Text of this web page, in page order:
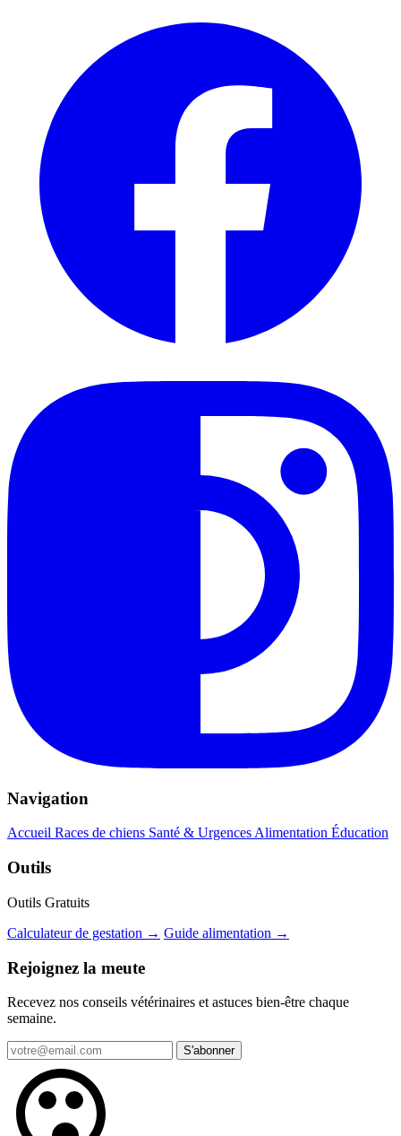
Navigation
Accueil Races de chiens Santé & Urgences Alimentation Éducation
Outils
Outils Gratuits
Calculateur de gestation → Guide alimentation →
Rejoignez la meute
Recevez nos conseils vétérinaires et astuces bien-être chaque
semaine.
S'abonner